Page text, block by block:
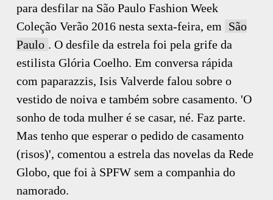
para desfilar na São Paulo Fashion Week
Coleção Verão 2016 nesta sexta-feira, em
São
Paulo . O desfile da estrela foi pela grife da
estilista Glória Coelho. Em conversa rápida
com paparazzis, Isis Valverde falou sobre o
vestido de noiva e também sobre casamento. 'O
sonho de toda mulher é se casar, né. Faz parte.
Mas tenho que esperar o pedido de casamento
(risos)', comentou a estrela das novelas da Rede
Globo, que foi à SPFW sem a companhia do
namorado.